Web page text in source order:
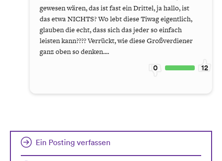
gewesen wären, das ist fast ein Drittel, ja hallo, ist
das etwa NICHTS? Wo lebt diese Tiwag eigentlich,
glauben die echt, dass sich das jeder so einfach
leisten kann???? Verrückt, wie diese Großverdiener
ganz oben so denken....
0 12
Ein Posting verfassen